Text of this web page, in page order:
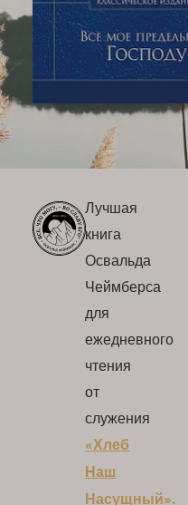
Лучшая
книга
Освальда
Чеймберса
для
ежедневного
чтения
от
служения
«Хлеб
Наш
Насущный».